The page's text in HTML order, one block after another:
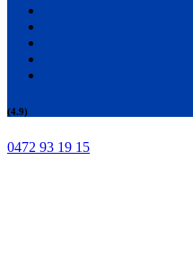
(4.9)
0472 93 19 15